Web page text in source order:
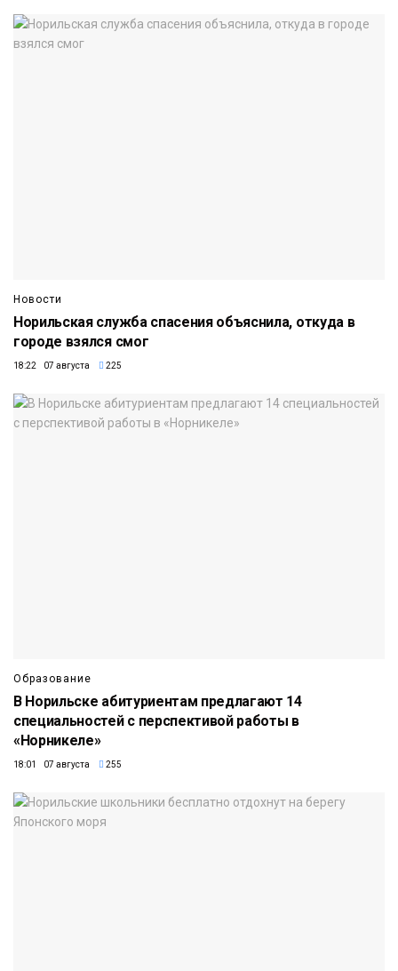
Новости
Норильская служба спасения объяснила, откуда в
городе взялся смог
18:22 07 августа 225
Образование
В Норильске абитуриентам предлагают 14
специальностей с перспективой работы в
«Норникеле»
18:01 07 августа 255